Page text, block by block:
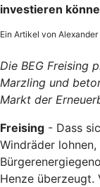
investieren
Ein Artikel von
Die BEG Freising
Marzling und
Markt der
Freising - Dass
Windräder
Henze